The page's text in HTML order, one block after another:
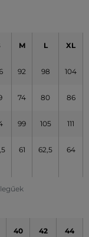
M L XL
92 98 104
74 80 86
99 105 111
61 62,5 64
40 42 44